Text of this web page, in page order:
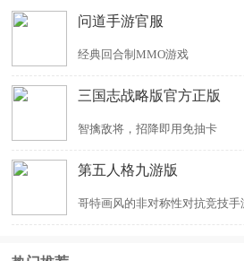
问道手游官服
经典回合制MMO游戏
三国志战略版官方正版
智擒敌将，招降即用免抽卡
第五人格九游版
哥特画风的非对称性对抗竞技手